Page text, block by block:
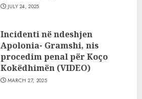
JULY 24, 2025
Incidenti në ndeshjen
Apolonia- Gramshi, nis
procedim penal për Koço
Kokëdhimën (VIDEO)
MARCH 27, 2025